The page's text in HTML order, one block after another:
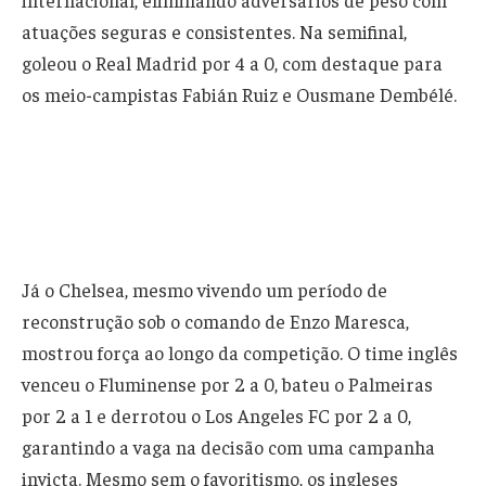
atuações seguras e consistentes. Na semifinal,
goleou o Real Madrid por 4 a 0, com destaque para
os meio-campistas Fabián Ruiz e Ousmane Dembélé.
Já o Chelsea, mesmo vivendo um período de
reconstrução sob o comando de Enzo Maresca,
mostrou força ao longo da competição. O time inglês
venceu o Fluminense por 2 a 0, bateu o Palmeiras
por 2 a 1 e derrotou o Los Angeles FC por 2 a 0,
garantindo a vaga na decisão com uma campanha
invicta. Mesmo sem o favoritismo, os ingleses